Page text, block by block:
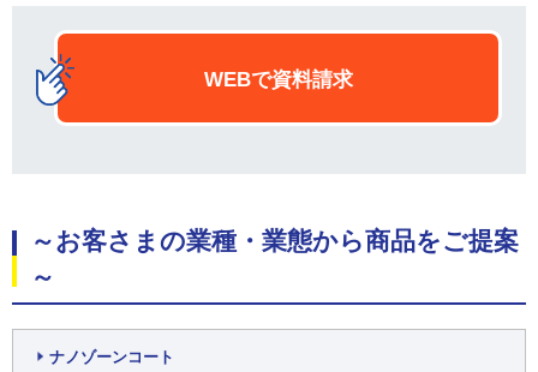
WEBで資料請求
～お客さまの業種・業態から商品をご提案
～
ナノゾーンコート